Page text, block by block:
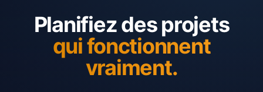
Planifiez des projets
qui fonctionnent
vraiment.